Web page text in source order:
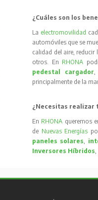
¿Cuáles son los
La electromovilidad
automóviles que se
calidad del aire,
otros. En RHONA
pedestal cargador,
principalmente de la
¿Necesitas realizar
En RHONA queremos
de Nuevas Energías
paneles solares,
Inversores Híbridos,